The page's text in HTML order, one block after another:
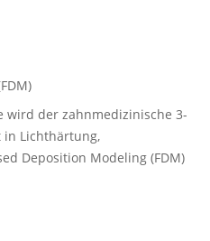
wird der zahnmedizinische 3-
in Lichthärtung,
Deposition Modeling (FDM)